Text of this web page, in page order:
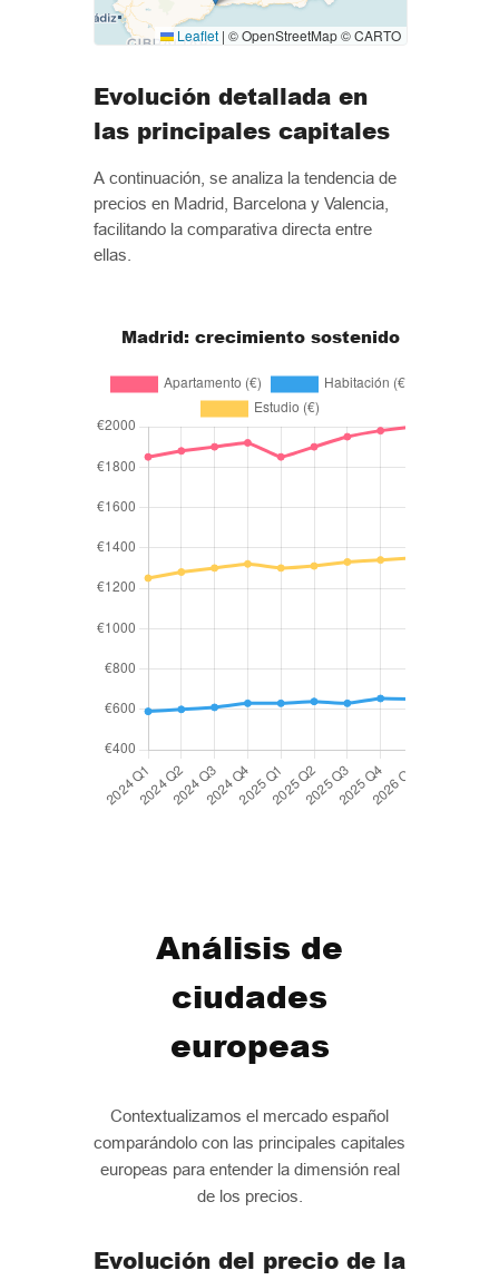
Leaflet | © OpenStreetMap © CARTO
Evolución detallada en
las principales capitales
A continuación, se analiza la tendencia de
precios en Madrid, Barcelona y Valencia,
facilitando la comparativa directa entre
ellas.
Madrid: crecimiento sostenido
Análisis de
ciudades
europeas
Contextualizamos el mercado español
comparándolo con las principales capitales
europeas para entender la dimensión real
de los precios.
Evolución del precio de la